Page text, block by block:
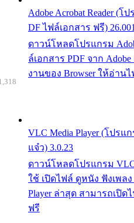
Adobe Acrobat Reader (
DF ไฟล์เอกสาร ฟรี) 26.001
ดาวน์โหลดโปรแกรม
ล์เอกสาร PDF จาก
งานของ Browser ให้อ่าน
VLC Media Player (โปร
แจ๋ว) 3.0.23
ดาวน์โหลดโปรแกรม VLC
ใช้ เปิดไฟล์ ดูหนัง ฟังเพล
Player ล่าสุด สามารถเปิด
ฟรี